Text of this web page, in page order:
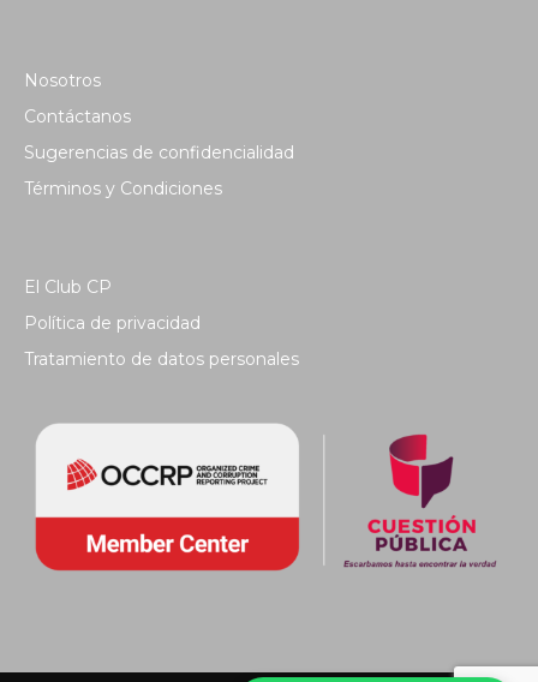
Nosotros
Contáctanos
Sugerencias de confidencialidad
Términos y Condiciones
El Club CP
Política de privacidad
Tratamiento de datos personales